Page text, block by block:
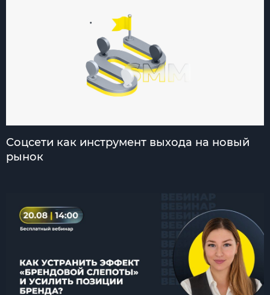
Соцсети как инструмент выхода на новый
рынок